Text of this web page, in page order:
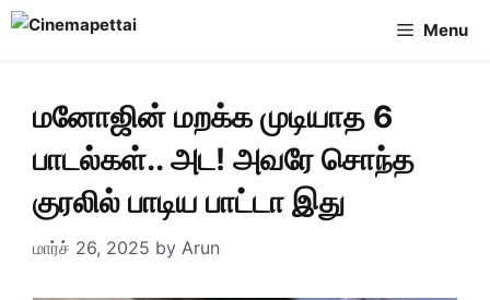
Skip
Menu
மனோஜின் மறக்க முடியாத 6
பாடல்கள்.. அட! அவரே சொந்த
குரலில் பாடிய பாட்டா இது
மார்ச் 26, 2025 by Arun